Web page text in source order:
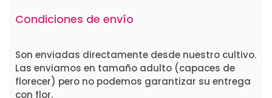
Condiciones de envío
Son enviadas directamente desde nuestro cultivo.
Las enviamos en tamaño adulto (capaces de
florecer) pero no podemos garantizar su entrega
con flor.